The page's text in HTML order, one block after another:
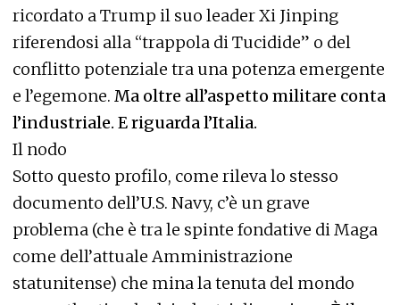
ricordato a Trump il suo leader Xi Jinping
riferendosi alla “trappola di Tucidide” o del
conflitto potenziale tra una potenza emergente
e l’egemone. Ma oltre all’aspetto militare conta
l’industriale. E riguarda l’Italia.
Il nodo
Sotto questo profilo, come rileva lo stesso
documento dell’U.S. Navy, c’è un grave
problema (che è tra le spinte fondative di Maga
come dell’attuale Amministrazione
statunitense) che mina la tenuta del mondo